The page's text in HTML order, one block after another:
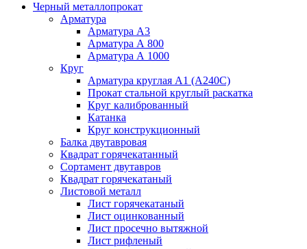
Черный металлопрокат
Арматура
Арматура А3
Арматура А 800
Арматура А 1000
Круг
Арматура круглая А1 (А240C)
Прокат стальной круглый раскатка
Круг калиброванный
Катанка
Круг конструкционный
Балка двутавровая
Квадрат горячекатанный
Сортамент двутавров
Квадрат горячекатаный
Листовой металл
Лист горячекатаный
Лист оцинкованный
Лист просечно вытяжной
Лист рифленый